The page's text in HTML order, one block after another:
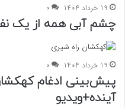
19 خرداد 1404 0
چشم آبی همه از یک
19 خرداد 1404 0
پیش‌بینی ادغام
آینده+ویدیو